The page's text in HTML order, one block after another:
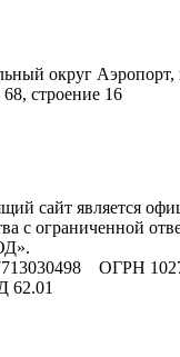
округ Аэропорт,
строение 16
сайт является
с ограниченной
ОГРН
62.01